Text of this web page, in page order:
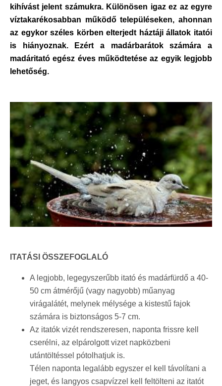
kihívást jelent számukra. Különösen igaz ez az egyre
víztakarékosabban működő településeken, ahonnan
az egykor széles körben elterjedt háztáji állatok itatói
is hiányoznak. Ezért a madárbarátok számára a
madáritató egész éves működtetése az egyik legjobb
lehetőség.
ITATÁSI ÖSSZEFOGLALÓ
A legjobb, legegyszerűbb itató és madárfürdő a 40-
50 cm átmérőjű (vagy nagyobb) műanyag
virágalátét, melynek mélysége a kistestű fajok
számára is biztonságos 5-7 cm.
Az itatók vizét rendszeresen, naponta frissre kell
cserélni, az elpárolgott vizet napközbeni
utántöltéssel pótolhatjuk is.
Télen naponta legalább egyszer el kell távolítani a
jeget, és langyos csapvízzel kell feltölteni az itatót